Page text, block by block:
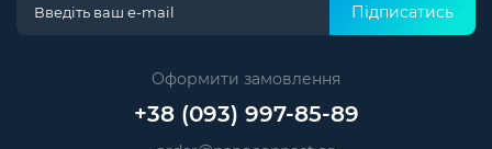
Підписатись
Оформити замовлення
+38 (093) 997-85-89